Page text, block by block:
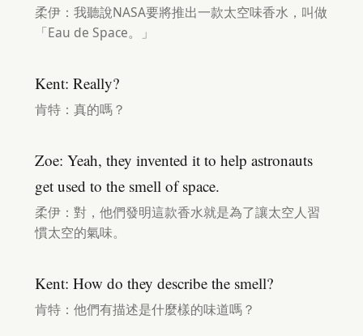
柔伊：我聽說NASA要將推出一款太空味香水，叫做
「Eau de Space。」
Kent: Really?
肯特：真的嗎？
Zoe: Yeah, they invented it to help astronauts
get used to the smell of space.
柔伊：對，他們發明這款香水就是為了讓太空人習
慣太空的氣味。
Kent: How do they describe the smell?
肯特：他們有描述是什麼樣的味道嗎？